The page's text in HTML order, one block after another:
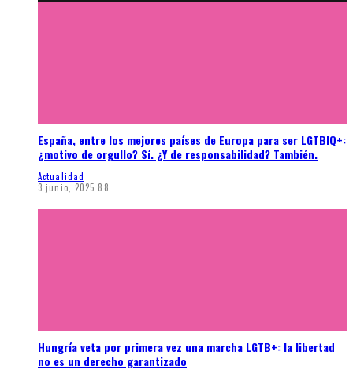
España, entre los mejores países de Europa para ser LGTBIQ+:
¿motivo de orgullo? Sí. ¿Y de responsabilidad? También.
Actualidad
3 junio, 2025 88
Hungría veta por primera vez una marcha LGTB+: la libertad
no es un derecho garantizado